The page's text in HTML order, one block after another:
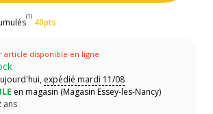
(1)
40pts
article disponible en ligne
expédié mardi 11/08
en magasin (Magasin Essey-les-Nancy)
ans